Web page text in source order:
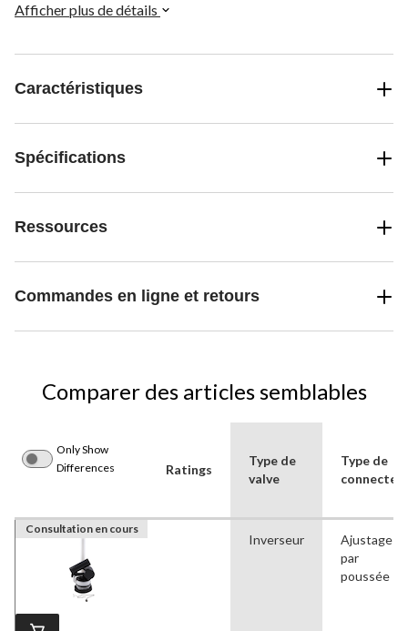
Afficher plus de détails
Caractéristiques
Spécifications
Ressources
Commandes en ligne et retours
Comparer des articles semblables
Only Show
Differences
Ratings
Type de
valve
Type de
Consultation en cours
Inverseur
Ajustage
par
poussée